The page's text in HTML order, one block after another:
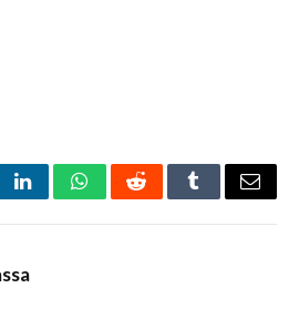
LinkedInWhatsAppRedditTumblrEmail